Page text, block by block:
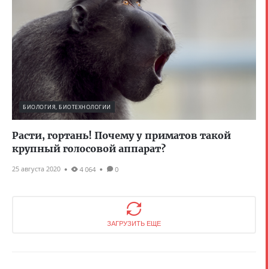
БИОЛОГИЯ, БИОТЕХНОЛОГИИ
Расти, гортань! Почему у приматов такой
крупный голосовой аппарат?
25 августа 2020 4 064 0
ЗАГРУЗИТЬ ЕЩЕ